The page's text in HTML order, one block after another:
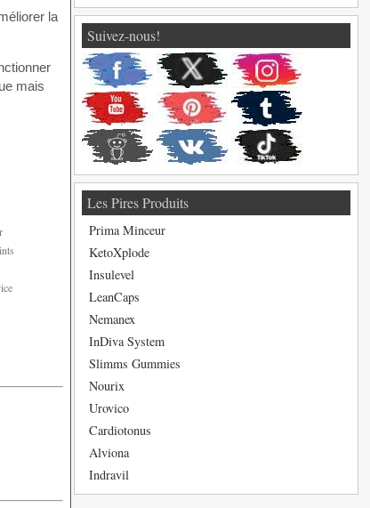
la
mais
Suivez-nous!
Les Pires Produits
Prima Minceur
KetoXplode
Insulevel
LeanCaps
Nemanex
InDiva System
Slimms Gummies
Nourix
Urovico
Cardiotonus
Alviona
Indravil